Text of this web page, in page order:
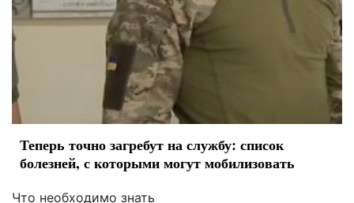
Теперь точно загребут на службу: список
болезней, с которыми могут мобилизовать
Что необходимо знать